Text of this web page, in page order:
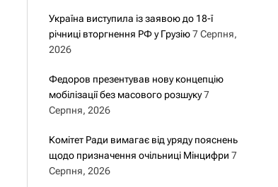
Україна виступила із заявою до 18-ї
річниці вторгнення РФ у Грузію 7 Серпня,
2026
Федоров презентував нову концепцію
мобілізації без масового розшуку 7
Серпня, 2026
Комітет Ради вимагає від уряду пояснень
щодо призначення очільниці Мінцифри 7
Серпня, 2026